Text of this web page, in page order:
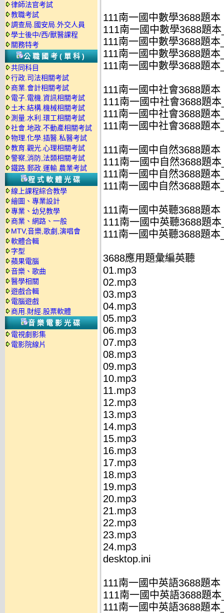
律師法官考試
教職考試
調查局.國安局.外交人員
學士後中/西/獸醫課程
關務特考
公職國考(單科)
共同科目
行政.司法相關考試
商業.會計相關考試
電子.電機.資訊相關考試
土木.結構.機械相關考試
測量.水利.環工相關考試
社會.地政.不動產相關考試
物理.化學.插醫.私醫考試
教育.觀光.心理相關考試
警察,消防,法類相關考試
鐵路.郵政.運輸.農業考試
程式軟體光碟
線上課程綜合教學
繪圖、專業設計
專業、幼兒教學
商業、網路、一般
MTV,音樂,歌劇,演唱會
軟體合輯
字型
蘋果電腦
音樂、歌曲
醫學相關
遊戲合輯
電腦遊戲
商用.財經.股票軟體
音樂電影光碟
電視劇影集
電影院線片
111南一國中數學3688題本
111南一國中數學3688題
111南一國中數學3688題本
111南一國中數學3688題
111南一國中數學3688題本
111南一國中社會3688題本
111南一國中社會3688題
111南一國中社會3688題本
111南一國中社會3688題本
111南一國中自然3688題本
111南一國中自然3688題
111南一國中自然3688題本
111南一國中自然3688題本
111南一國中英聽3688題本
111南一國中英聽3688題
111南一國中英聽3688題本
3688應用題彙編英聽
01.mp3
02.mp3
03.mp3
04.mp3
05.mp3
06.mp3
07.mp3
08.mp3
09.mp3
10.mp3
11.mp3
12.mp3
13.mp3
14.mp3
15.mp3
16.mp3
17.mp3
18.mp3
19.mp3
20.mp3
21.mp3
22.mp3
23.mp3
24.mp3
desktop.ini
111南一國中英語3688題本
111南一國中英語3688題
111南一國中英語3688題本